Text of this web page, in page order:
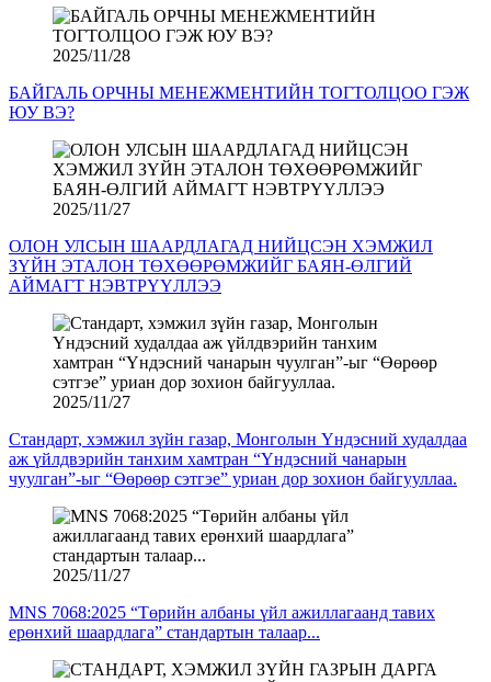
2025/11/28
БАЙГАЛЬ ОРЧНЫ МЕНЕЖМЕНТИЙН ТОГТОЛЦОО ГЭЖ
ЮУ ВЭ?
2025/11/27
ОЛОН УЛСЫН ШААРДЛАГАД НИЙЦСЭН ХЭМЖИЛ
ЗҮЙН ЭТАЛОН ТӨХӨӨРӨМЖИЙГ БАЯН-ӨЛГИЙ
АЙМАГТ НЭВТРҮҮЛЛЭЭ
2025/11/27
Стандарт, хэмжил зүйн газар, Монголын Үндэсний худалдаа
аж үйлдвэрийн танхим хамтран “Үндэсний чанарын
чуулган”-ыг “Өөрөөр сэтгэе” уриан дор зохион байгууллаа.
2025/11/27
MNS 7068:2025 “Төрийн албаны үйл ажиллагаанд тавих
ерөнхий шаардлага” стандартын талаар...